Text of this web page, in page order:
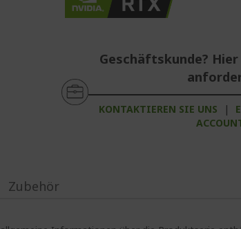
Geschäftskunde?
KONTAKTIEREN SIE UNS |
Zubehör